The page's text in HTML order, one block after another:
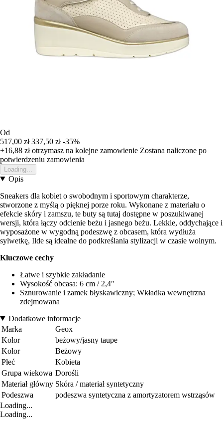
Od
517,00 zł 337,50 zł -35%
+16,88 złotrzymasz na kolejne zamowienie Zostana naliczone po
potwierdzeniu zamowienia
Loading...
Opis
Sneakers dla kobiet o swobodnym i sportowym charakterze,
stworzone z myślą o pięknej porze roku. Wykonane z materiału o
efekcie skóry i zamszu, te buty są tutaj dostępne w poszukiwanej
wersji, która łączy odcienie beżu i jasnego beżu. Lekkie, oddychające i
wyposażone w wygodną podeszwę z obcasem, która wydłuża
sylwetkę, Ilde są idealne do podkreślania stylizacji w czasie wolnym.
Kluczowe cechy
Łatwe i szybkie zakładanie
Wysokość obcasa: 6 cm / 2,4"
Sznurowanie i zamek błyskawiczny; Wkładka wewnętrzna
zdejmowana
Dodatkowe informacje
Marka
Geox
Kolor
beżowy/jasny taupe
Kolor
Beżowy
Płeć
Kobieta
Grupa wiekowa Dorośli
Materiał główny Skóra / materiał syntetyczny
Podeszwa
podeszwa syntetyczna z amortyzatorem wstrząsów
Loading...
Loading...